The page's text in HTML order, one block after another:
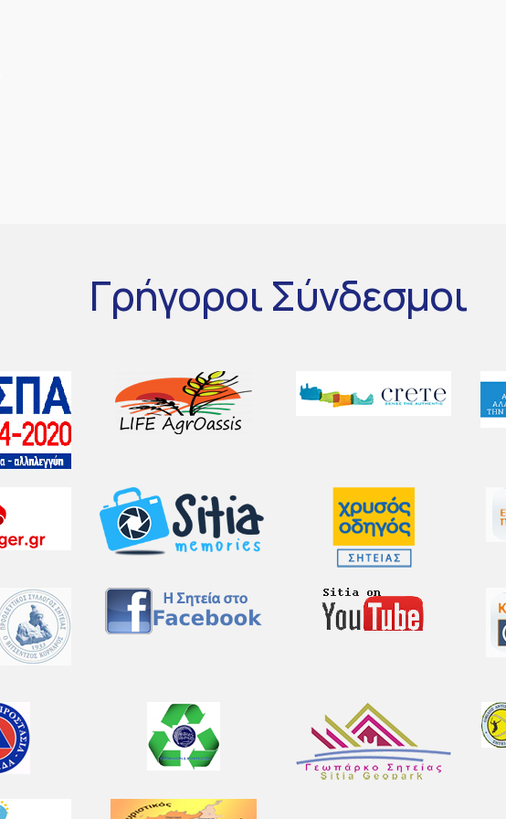
Γρήγοροι Σύνδεσμοι